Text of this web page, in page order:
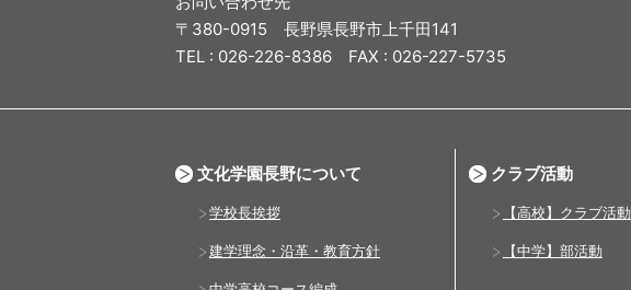
〒380-0915 長野県長野市上千田141
TEL : 026-226-8386 FAX : 026-227-5735
文化学園長野について
学校長挨拶
建学理念・沿革・教育方針
クラブ活動
【高校】クラブ活動
【中学】部活動